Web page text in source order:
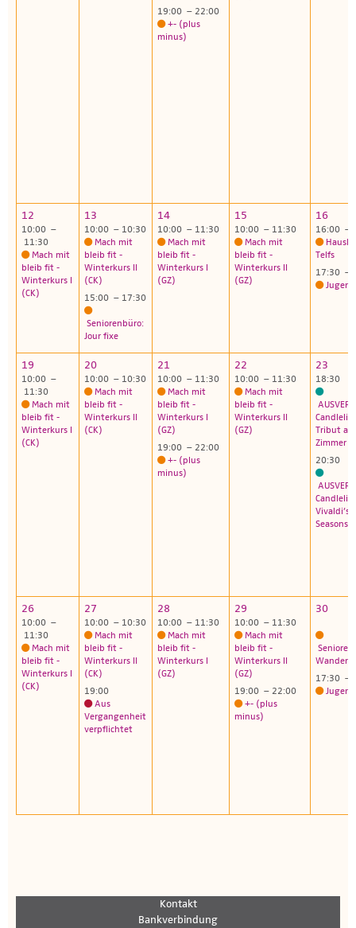
19:00 – 22:00
+- (plus
minus)
12
10:00 –
11:30
Mach mit
bleib fit -
Winterkurs I
(CK)
13
10:00 – 10:30
Mach mit
bleib fit -
Winterkurs II
(CK)
15:00 – 17:30
Seniorenbüro:
Jour fixe
14
10:00 – 11:30
Mach mit
bleib fit -
Winterkurs I
(GZ)
15
10:00 – 11:30
Mach mit
bleib fit -
Winterkurs II
(GZ)
16
16:00 –
Telfs
17:30 –
19
10:00 –
11:30
Mach mit
bleib fit -
Winterkurs I
(CK)
20
10:00 – 10:30
Mach mit
bleib fit -
Winterkurs II
(CK)
21
10:00 – 11:30
Mach mit
bleib fit -
Winterkurs I
(GZ)
19:00 – 22:00
+- (plus
minus)
22
10:00 – 11:30
Mach mit
bleib fit -
Winterkurs II
(GZ)
23
18:30
Tribut an
Zimmer
20:30
Vivaldi’s
Seasons
26
10:00 –
11:30
Mach mit
bleib fit -
Winterkurs I
(CK)
27
10:00 – 10:30
Mach mit
bleib fit -
Winterkurs II
(CK)
19:00
Aus
Vergangenheit
verpflichtet
28
10:00 – 11:30
Mach mit
bleib fit -
Winterkurs I
(GZ)
29
10:00 – 11:30
Mach mit
bleib fit -
Winterkurs II
(GZ)
19:00 – 22:00
+- (plus
minus)
30
17:30 –
Kontakt
Bankverbindung